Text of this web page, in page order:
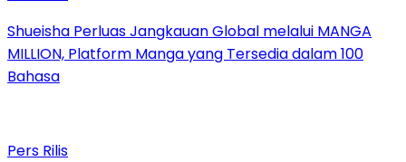
Shueisha Perluas Jangkauan Global melalui MANGA
MILLION, Platform Manga yang Tersedia dalam 100
Bahasa
Pers Rilis